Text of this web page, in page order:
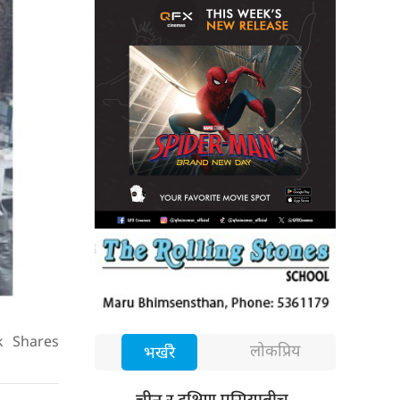
Shares
भर्खरै लोकप्रिय